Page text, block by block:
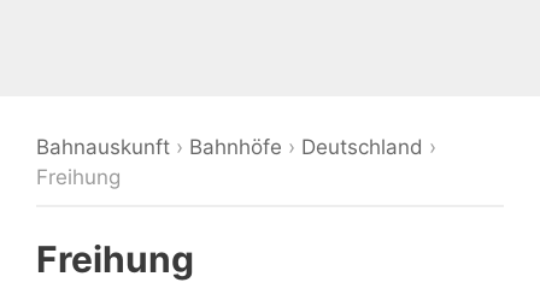
Bahnauskunft › Bahnhöfe › Deutschland ›
Freihung
Freihung